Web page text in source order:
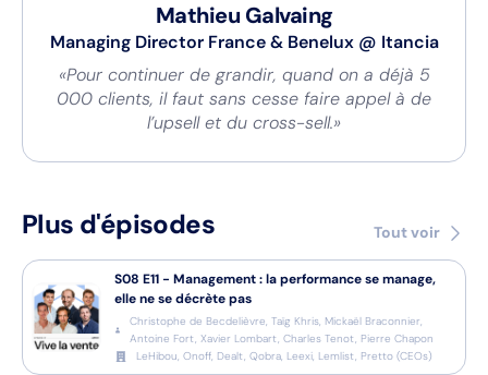
Mathieu Galvaing
Managing Director France & Benelux@ Itancia
«Pour continuer de grandir, quand on a déjà 5
000 clients, il faut sans cesse faire appel à de
l’upsell et du cross-sell.»
Plus d'épisodes Tout voir
S08 E11 - Management : la performance se manage,
elle ne se décrète pas
Christophe de Becdelièvre, Taïg Khris, Mickaël Braconnier,
Antoine Fort, Xavier Lombart, Charles Tenot, Pierre Chapon
LeHibou, Onoff, Dealt, Qobra, Leexi, Lemlist, Pretto (CEOs)